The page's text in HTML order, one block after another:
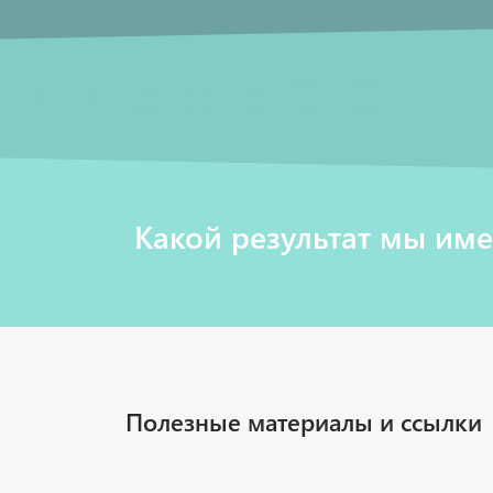
Какой результат мы
Полезные материалы и ссылки